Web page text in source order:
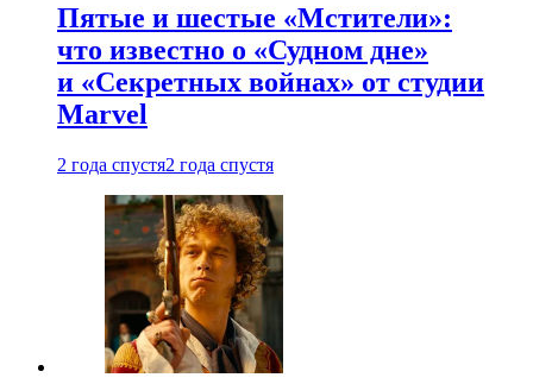
Пятые и шестые «Мстители»:
что известно о «Судном дне»
и «Секретных войнах» от студии
Marvel
2 года спустя2 года спустя